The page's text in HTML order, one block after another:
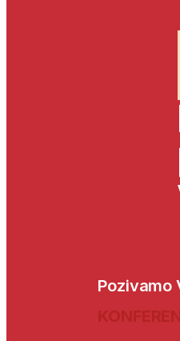
Pozivamo